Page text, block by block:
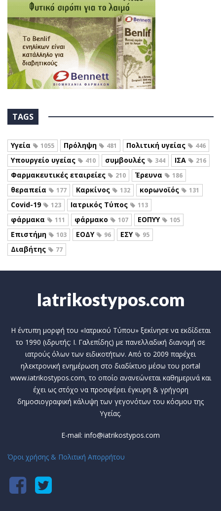
TAGS
Υγεία 1055 Πρόληψη 481 Πολιτική υγείας 446
Υπουργείο υγείας 410 συμβουλές 344 ΙΣΑ 216
Φαρμακευτικές εταιρείες 210 Έρευνα 186
θεραπεία 177 Καρκίνος 132 κορωνοϊός 131
Covid-19 123 Ιατρικός Τύπος 113
φάρμακα 111 φάρμακο 107 ΕΟΠΥΥ 105
Επιστήμη 103 ΕΟΔΥ 96 ΕΣΥ 95
Διαβήτης 77
Iatrikostypos.com
Η έντυπη μορφή του «Ιατρικού Τύπου» ξεκίνησε να εκδίδεται
το 1990 (ιδρυτής: Ι. Γαλεπίδης) με πανελλαδική διανομή σε
ιατρούς όλων των ειδικοτήτων. Από το 2009 παρέχει
ηλεκτρονική ενημέρωση στο διαδίκτυο μέσω του portal
www.iatrikostypos.com, το οποίο ανανεώνεται καθημερινά και
έχει ως στόχο να προσφέρει έγκυρη & γρήγορη
δημοσιογραφική κάλυψη των γεγονότων του κόσμου της
Υγείας.
E-mail: info@iatrikostypos.com
Όροι χρήσης & Πολιτική Απορρήτου